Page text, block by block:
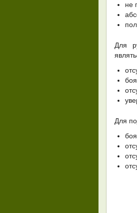
не
Для
Для